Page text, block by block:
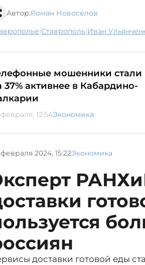
Автор:Роман Новоселов
| Ставрополь| Иван
мошенники стали
37% активнее в Кабардино-
12:54Экономика
2024, 15:22Экономика
доставки готовой еды